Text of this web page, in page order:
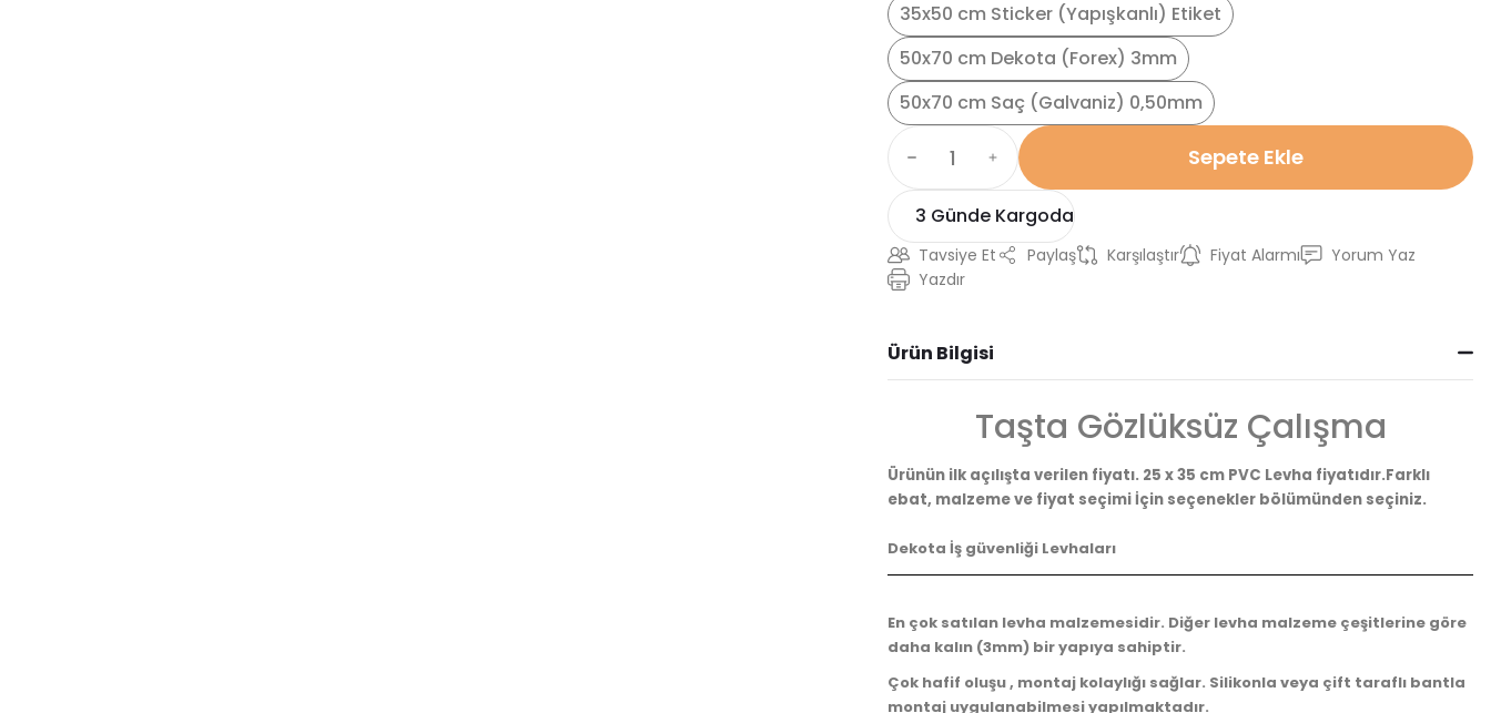
35x50 cm Sticker (Yapışkanlı) Etiket
50x70 cm Dekota (Forex) 3mm
50x70 cm Saç (Galvaniz) 0,50mm
Sepete Ekle
3 Günde Kargoda
Tavsiye Et Paylaş Karşılaştır Fiyat Alarmı
Yorum Yaz
Yazdır
Ürün Bilgisi
Taşta Gözlüksüz Çalışma
Ürünün ilk açılışta verilen fiyatı. 25 x 35 cm PVC Levha fiyatıdır.Farklı
ebat, malzeme ve fiyat seçimi İçin seçenekler bölümünden seçiniz.
Dekota İş güvenliği Levhaları
En çok satılan levha malzemesidir. Diğer levha malzeme çeşitlerine göre
daha kalın (3mm) bir yapıya sahiptir.
Çok hafif oluşu , montaj kolaylığı sağlar. Silikonla veya çift taraflı bantla
montaj uygulanabilmesi yapılmaktadır.